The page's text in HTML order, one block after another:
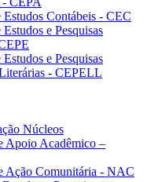
Estudos Contábeis - CEC
e Pesquisas
e Pesquisas
- CEPELL
Núcleos
Apoio Acadêmico –
Ação Comunitária - NAC